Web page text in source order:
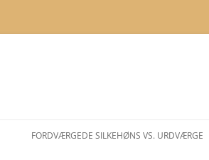
FORDVÆRGEDE SILKEHØNS VS. URDVÆRGE